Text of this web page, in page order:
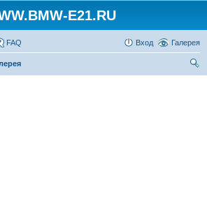
E21.RU
Галерея
FAQ Вход